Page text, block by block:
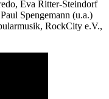
Eva Ritter-Steindorf
Spengemann (u.a.)
RockCity e.V.,